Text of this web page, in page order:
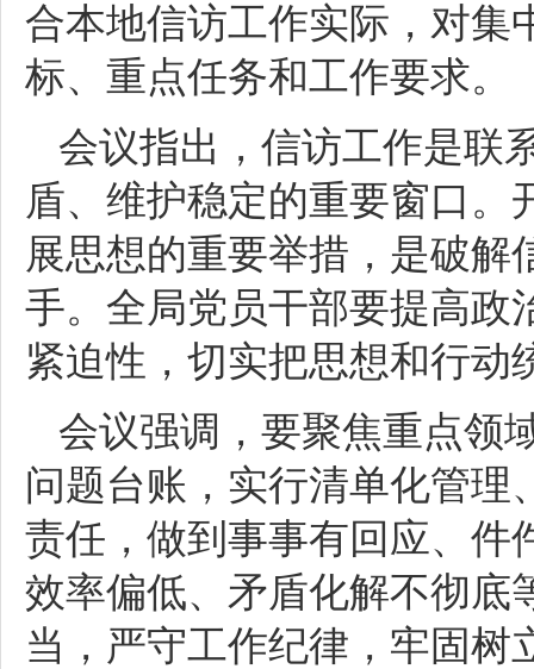
合本地信访工作实际，对集
标、重点任务和工作要求。
会议指出，信访工作是联
盾、维护稳定的重要窗口
展思想的重要举措，是破
手。全局党员干部要提高政
紧迫性，切实把思想和行动
会议强调，要聚焦重点领
问题台账，实行清单化管理
责任，做到事事有回应、件
效率偏低、矛盾化解不彻底
当，严守工作纪律，牢固树